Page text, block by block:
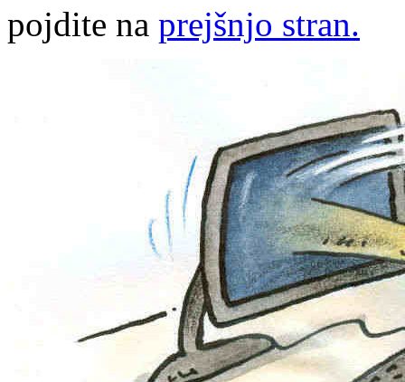
pojdite na prejšnjo stran.